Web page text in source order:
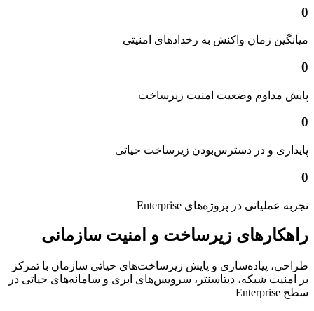
0
میانگین زمان واکنش به رخدادهای امنیتی
0
پایش مداوم وضعیت امنیت زیرساخت
0
پایداری و در دسترس‌بودن زیرساخت حیاتی
0
تجربه عملیاتی در پروژه‌های Enterprise
راهکارهای زیرساخت و امنیت سازمانی
طراحی، پیاده‌سازی و پایش زیرساخت‌های حیاتی سازمان با تمرکز
بر امنیت شبکه، دیتاسنتر، سرویس‌های ابری و سامانه‌های حیاتی در
سطح Enterprise